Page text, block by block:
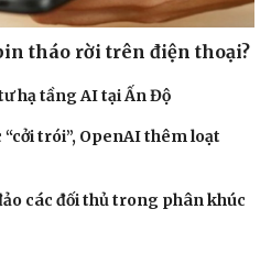
Giải trí
Nghệ sĩ
tháo rời trên điện thoại?
hạ tầng AI tại Ấn Độ
trói”, OpenAI thêm loạt
các đối thủ trong phân khúc